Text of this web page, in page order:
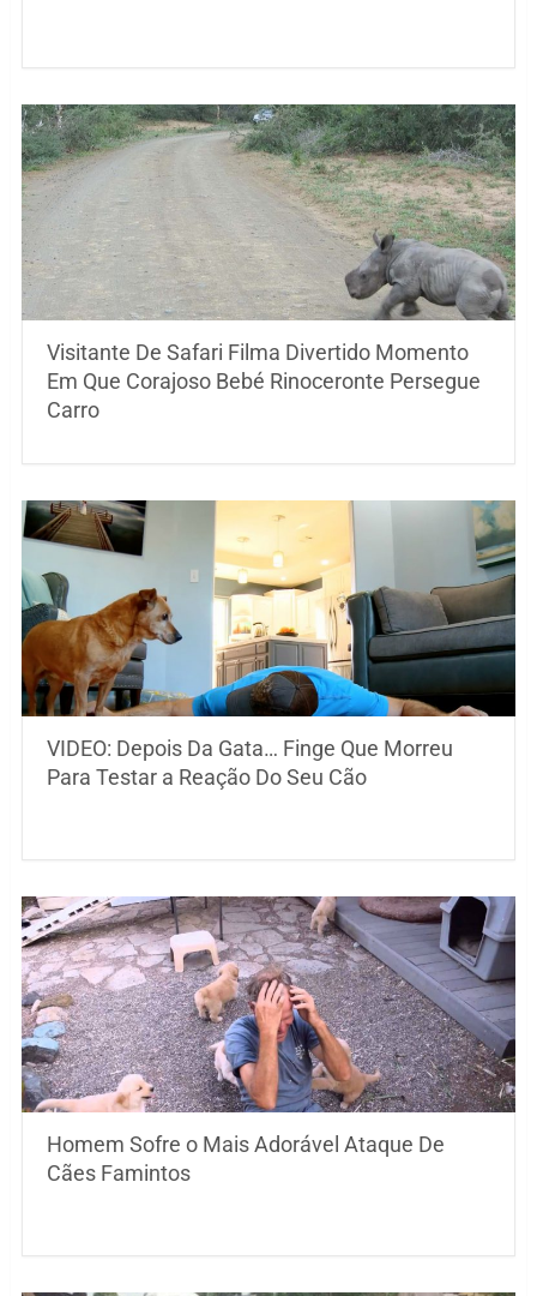
Visitante De Safari Filma Divertido Momento
Em Que Corajoso Bebé Rinoceronte Persegue
Carro
VIDEO: Depois Da Gata… Finge Que Morreu
Para Testar a Reação Do Seu Cão
Homem Sofre o Mais Adorável Ataque De
Cães Famintos